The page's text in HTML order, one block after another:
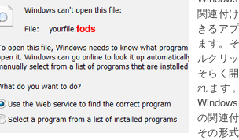
fods
関連付
きるア
ます。
ルクリ
そらく
れます
の関連
その形